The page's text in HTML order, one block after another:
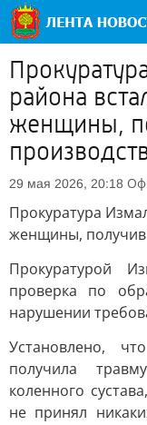
района
женщины,
29 мая 2026, 20:18
Прокуратура
женщины,
Прокуратурой
проверка по
нарушении
Установлено,
получила
коленного
не принял